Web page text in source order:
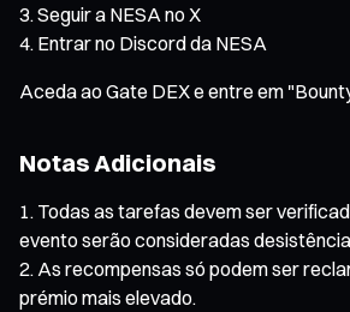
Seguir a NESA no X
Entrar no Discord da NESA
Aceda ao Gate DEX e entre em
Notas Adicionais
Todas as tarefas devem ser
evento serão consideradas
As recompensas só podem ser
prémio mais elevado.